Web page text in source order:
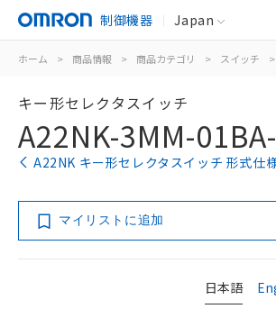
制御機器 Japan
ホーム > 商品情報 > 商品カテゴリ > スイッチ >
キー形セレクタスイッチ
A22NK-3MM-
A22NK キー形セレクタスイッチ 形式仕
マイリストに追加
日本語